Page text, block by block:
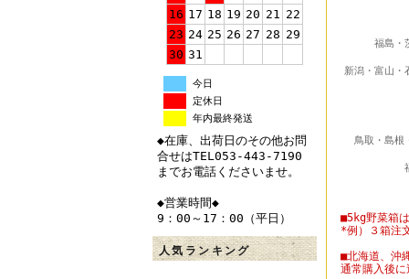
16 17 18 19 20 21 22
23 24 25 26 27 28 29
30 31
今日
定休日
年内最終発送
◆在庫、出荷日のその他お問
合せはTEL053-443-7190
までお電話くださいませ。
◆営業時間◆
9：00～17：00（平日）
人気ランキング
福島・
新潟・富山・
鳥取・島根
■5kg野菜箱
*例）３箱注
■北海道、沖
通常購入後